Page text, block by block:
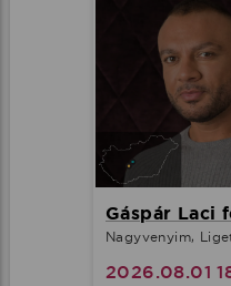
Gáspár Laci
Nagyvenyim,
2026.08.01